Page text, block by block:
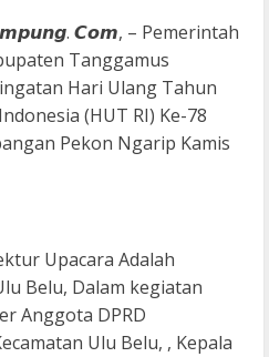
𝘾𝙤𝙢, – Pemerintah
Tanggamus
Hari Ulang Tahun
(HUT RI) Ke-78
Pekon Ngarip Kamis
Upacara Adalah
Belu, Dalam kegiatan
Anggota DPRD
Ulu Belu, , Kepala